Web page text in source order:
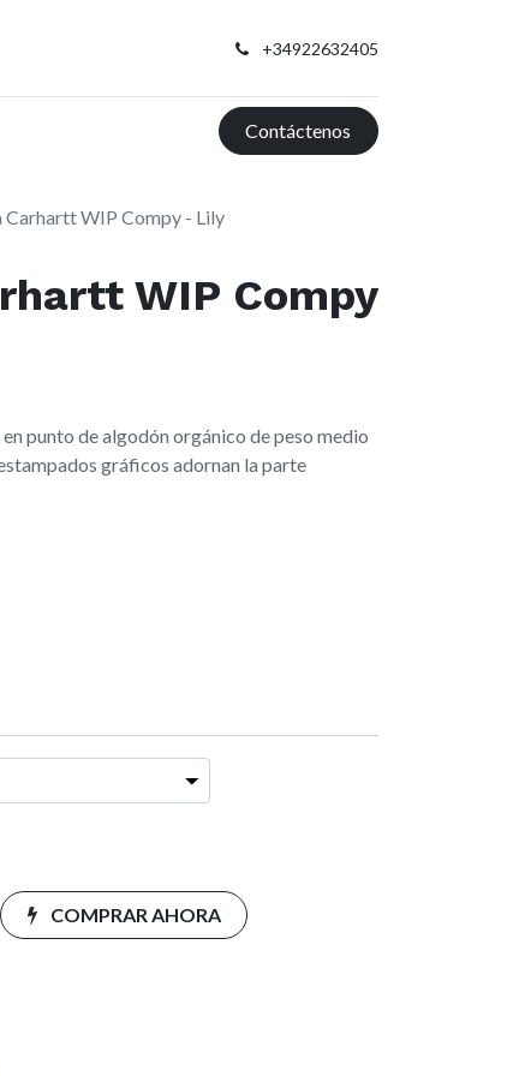
+34922632405
Contáctenos
Carhartt WIP Compy - Lily
WIP Compy
punto de algodón orgánico de peso medio
gráficos adornan la parte
COMPRAR AHORA